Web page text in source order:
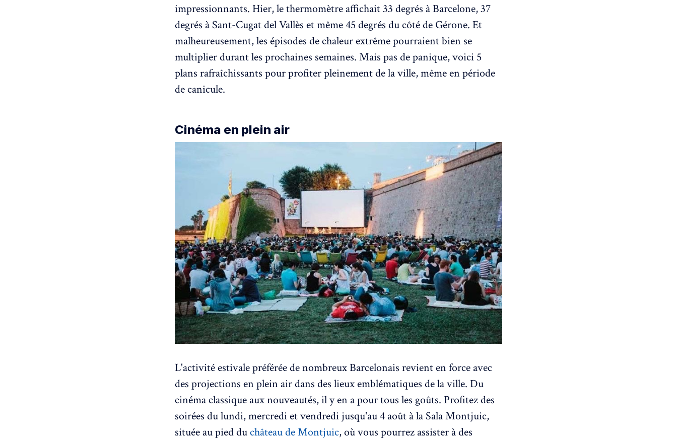
impressionnants. Hier, le thermomètre affichait 33 degrés à Barcelone, 37
degrés à Sant-Cugat del Vallès et même 45 degrés du côté de Gérone. Et
malheureusement, les épisodes de chaleur extrême pourraient bien se
multiplier durant les prochaines semaines. Mais pas de panique, voici 5
plans rafraîchissants pour profiter pleinement de la ville, même en période
de canicule.
Cinéma en plein air
L'activité estivale préférée de nombreux Barcelonais revient en force avec
des projections en plein air dans des lieux emblématiques de la ville. Du
cinéma classique aux nouveautés, il y en a pour tous les goûts. Profitez des
soirées du lundi, mercredi et vendredi jusqu'au 4 août à la Sala Montjuic,
située au pied duchâteau de Montjuic, où vous pourrez assister à des